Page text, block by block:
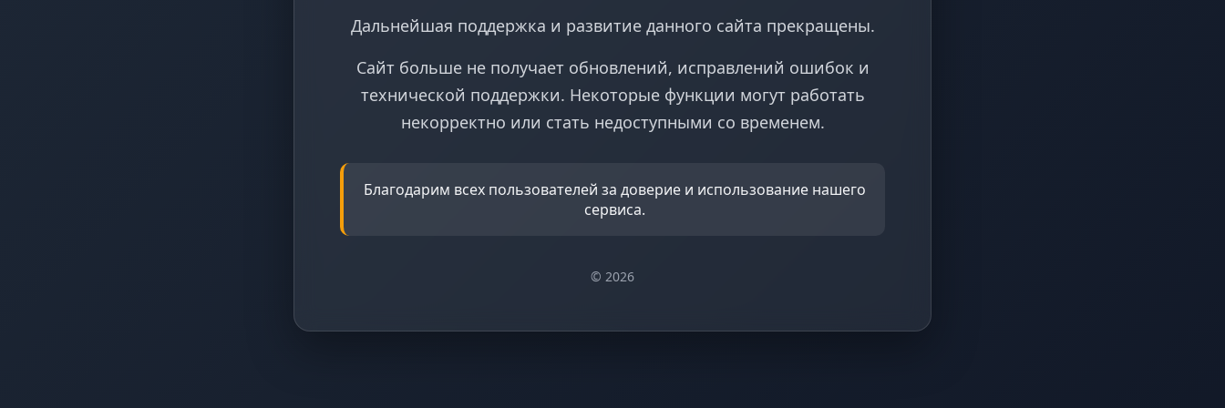
Дальнейшая поддержка и развитие данного сайта прекращены.
Сайт больше не получает обновлений, исправлений ошибок и
технической поддержки. Некоторые функции могут работать
некорректно или стать недоступными со временем.
Благодарим всех пользователей за доверие и использование нашего
сервиса.
© 2026